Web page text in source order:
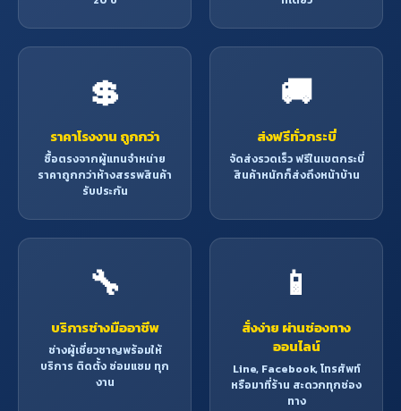
💲
ราคาโรงงาน ถูกกว่า
ซื้อตรงจากผู้แทนจำหน่าย
ราคาถูกกว่าห้างสรรพสินค้า
รับประกัน
🚚
ส่งฟรีทั่วกระบี่
จัดส่งรวดเร็ว ฟรีในเขตกระบี่
สินค้าหนักก็ส่งถึงหน้าบ้าน
🔧
บริการช่างมืออาชีพ
ช่างผู้เชี่ยวชาญพร้อมให้
บริการ ติดตั้ง ซ่อมแซม ทุก
งาน
📱
สั่งง่าย ผ่านช่องทาง
ออนไลน์
Line, Facebook, โทรศัพท์
หรือมาที่ร้าน สะดวกทุกช่อง
ทาง